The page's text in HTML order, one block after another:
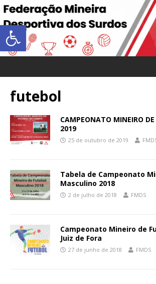
Abrir a barra de
futebol
CAMPEONATO MINEIRO DE
2019
25 de outubro de 2019
Tabela de Campeonato
Masculino 2018
2 de julho de 2018 FMDS
Campeonato Mineiro de
Juiz de Fora
27 de junho de 2018 FMDS